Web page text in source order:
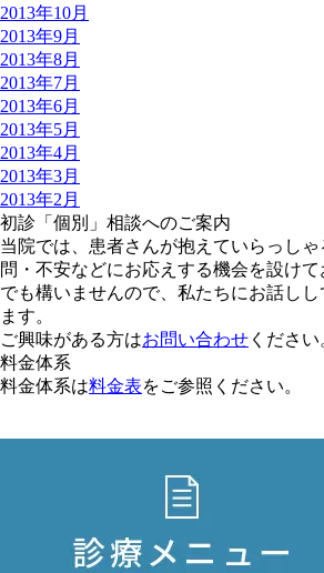
2013年10月
2013年9月
2013年8月
2013年7月
2013年6月
2013年5月
2013年4月
2013年3月
2013年2月
初診「個別」相談へのご案内
当院では、患者さんが抱えていらっし
問・不安などにお応えする機会を設け
でも構いませんので、私たちにお話し
ます。
ご興味がある方はお問い合わせ ください
料金体系
料金体系は料金表をご参照ください。